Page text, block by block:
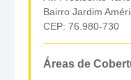
Bairro Jardim
CEP: 76.980-730
Áreas de